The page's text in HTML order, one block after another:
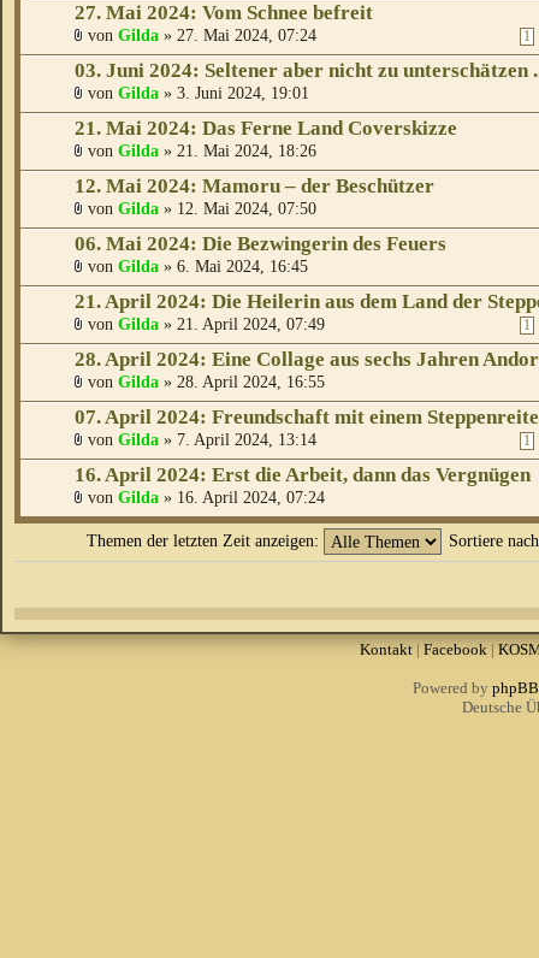
27. Mai 2024: Vom Schnee befreit
1
von Gilda » 27. Mai 2024, 07:24
03. Juni 2024: Seltener aber nicht zu unterschätzen
von Gilda » 3. Juni 2024, 19:01
21. Mai 2024: Das Ferne Land Coverskizze
von Gilda » 21. Mai 2024, 18:26
12. Mai 2024: Mamoru – der Beschützer
von Gilda » 12. Mai 2024, 07:50
06. Mai 2024: Die Bezwingerin des Feuers
von Gilda » 6. Mai 2024, 16:45
21. April 2024: Die Heilerin aus dem Land der
1
von Gilda » 21. April 2024, 07:49
28. April 2024: Eine Collage aus sechs Jahren Andor
von Gilda » 28. April 2024, 16:55
07. April 2024: Freundschaft mit einem
1
von Gilda » 7. April 2024, 13:14
16. April 2024: Erst die Arbeit, dann das Vergnügen
von Gilda » 16. April 2024, 07:24
Themen der letzten Zeit anzeigen: Sortiere
Kontakt| Facebook|
Powered by phpBB
Deutsche